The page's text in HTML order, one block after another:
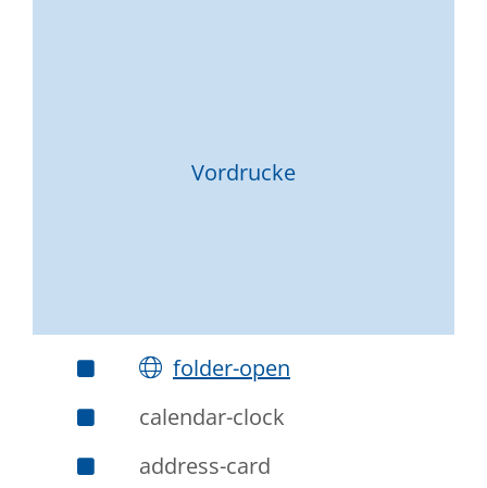
Vordrucke
folder-open
calendar-clock
address-card